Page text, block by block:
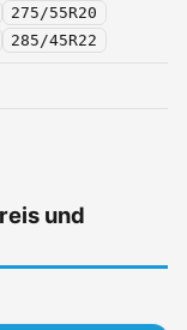
275/55R20
285/45R22
und